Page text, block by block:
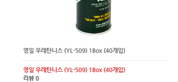
영일 우레탄니스 (YL-509) 1Box (40개입)
영일 우레탄니스 (YL-509) 1Box (40개입)
리뷰 0